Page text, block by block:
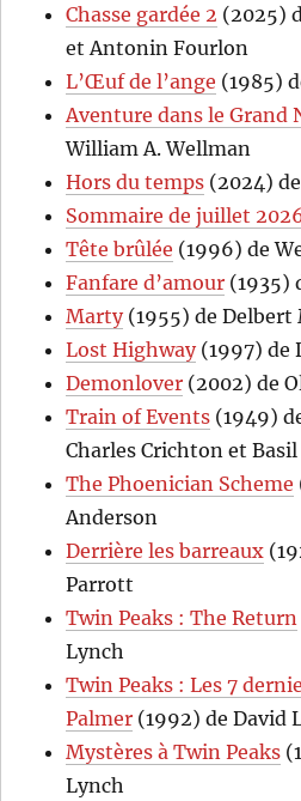
Chasse gardée 2 (2025)
et Antonin Fourlon
L’Œuf de l’ange (1985)
Aventure dans le Grand
William A. Wellman
Hors du temps (2024)
Sommaire de juillet
Tête brûlée (1996) de
Fanfare d’amour (1935)
Marty(1955) de Delbert
Lost Highway(1997) de
Demonlover (2002) de
Train of Events (1949)
Charles Crichton et Basil
The Phoenician Scheme
Anderson
Derrière les barreaux
Parrott
Twin Peaks : The Return
Lynch
Twin Peaks : Les 7
Palmer (1992) de David
Mystères à Twin Peaks
Lynch